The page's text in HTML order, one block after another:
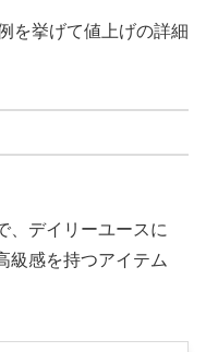
を挙げて値上げの詳細
、デイリーユースに
級感を持つアイテム